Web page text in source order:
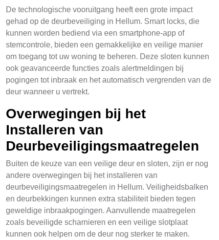
De technologische vooruitgang heeft een grote impact
gehad op de deurbeveiliging in Hellum. Smart locks, die
kunnen worden bediend via een smartphone-app of
stemcontrole, bieden een gemakkelijke en veilige manier
om toegang tot uw woning te beheren. Deze sloten kunnen
ook geavanceerde functies zoals alertmeldingen bij
pogingen tot inbraak en het automatisch vergrenden van de
deur wanneer u vertrekt.
Overwegingen bij het
Installeren van
Deurbeveiligingsmaatregelen
Buiten de keuze van een veilige deur en sloten, zijn er nog
andere overwegingen bij het installeren van
deurbeveiligingsmaatregelen in Hellum. Veiligheidsbalken
en deurbekkingen kunnen extra stabiliteit bieden tegen
geweldige inbraakpogingen. Aanvullende maatregelen
zoals beveiligde scharnieren en een veilige slotplaat
kunnen ook helpen om de deur nog sterker te maken.